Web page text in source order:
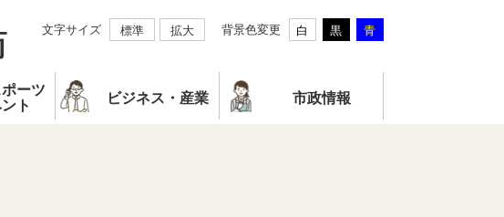
文字サイズ 標準 拡大 背景色変更 白 黒 青
ーツ
ト
ビジネス・産業 市政情報